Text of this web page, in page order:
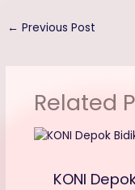
ke
ne
hh
← Previous Post
Related
KONI